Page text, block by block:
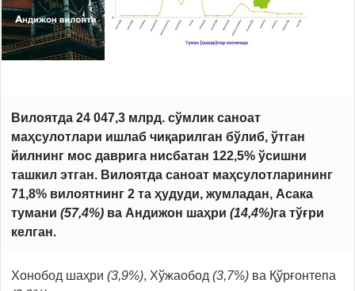
Вилоятда 24 047,3 млрд. сўмлик саноат
маҳсулотлари ишлаб чиқарилган бўлиб, ўтган
йилнинг мос даврига нисбатан 122,5% ўсишни
ташкил этган. Вилоятда саноат маҳсулотларининг
71,8% вилоятнинг 2 та ҳудуди, жумладан, Aсака
тумани (57,4%) ва Aндижон шаҳри (14,4%)га тўғри
келган.
Хонобод шаҳри (3,9%), Хўжаобод (3,7%) ва Қўрғонтепа